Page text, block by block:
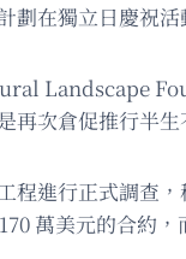
劃在獨立日慶祝
Landscape
次倉促推行半生
程進行正式調查
萬美元的合約